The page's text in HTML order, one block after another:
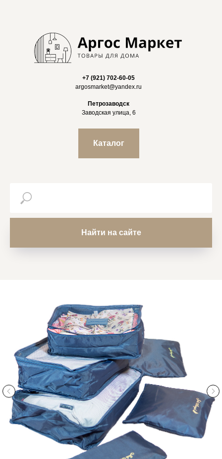
+7 (921) 702-60-05
argosmarket@yandex.ru
Петрозаводск
Заводская улица, 6
Каталог
Найти на сайте